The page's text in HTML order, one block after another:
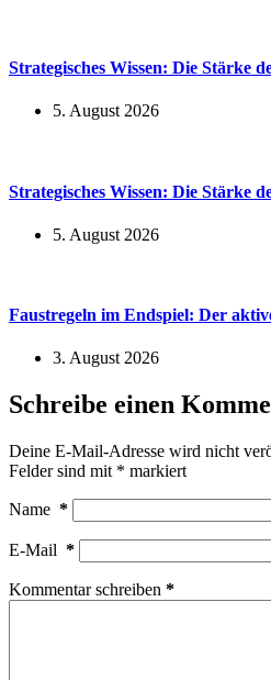
Strategisches Wissen: Die Stärke
5. August 2026
Strategisches Wissen: Die Stärke
5. August 2026
Faustregeln im Endspiel: Der
3. August 2026
Schreibe einen
Deine E-Mail-Adresse wird nicht
Felder sind mit * markiert
Name *
E-Mail *
Kommentar schreiben *